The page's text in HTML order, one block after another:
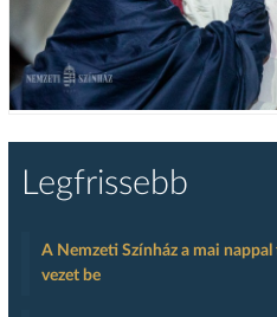
Legfrissebb
A Nemzeti Színház a mai
vezet be